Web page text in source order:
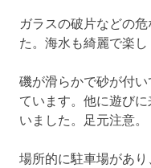
ガラスの破片などの
た。海水も綺麗で楽し
磯が滑らかで砂が付
ています。他に遊び
いました。足元注意。
場所的に駐車場があ